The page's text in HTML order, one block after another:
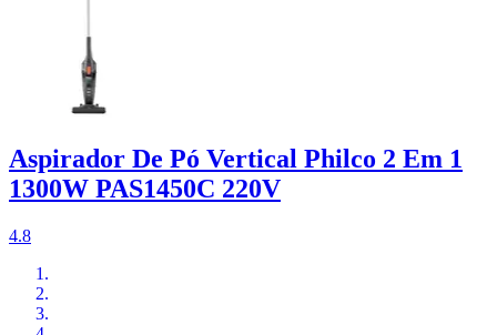
Aspirador De Pó Vertical Philco 2 Em 1
1300W PAS1450C 220V
4.8